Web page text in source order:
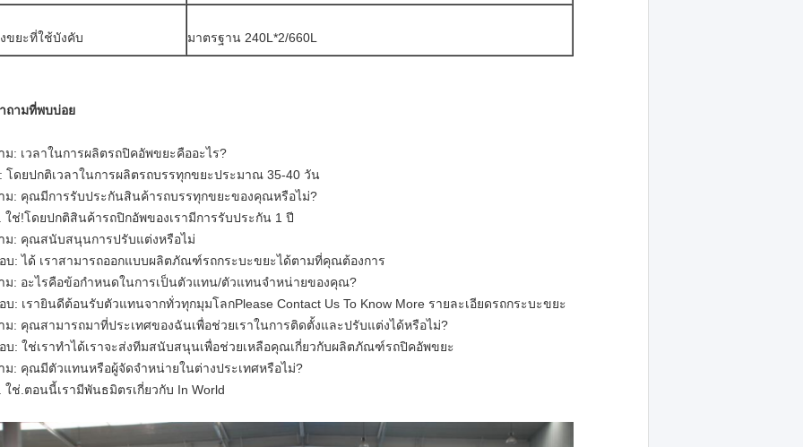
ขยะที่ใช้บังคับ มาตรฐาน 240L*2/660L
ถามที่พบบ่อย
ม: เวลาในการผลิตรถปิคอัพขยะคืออะไร?
โดยปกติเวลาในการผลิตรถบรรทุกขยะประมาณ 35-40 วัน
ม: คุณมีการรับประกันสินค้ารถบรรทุกขยะของคุณหรือไม่?
ใช่!โดยปกติสินค้ารถปิกอัพของเรามีการรับประกัน 1 ปี
ม: คุณสนับสนุนการปรับแต่งหรือไม่
บ: ได้ เราสามารถออกแบบผลิตภัณฑ์รถกระบะขยะได้ตามที่คุณต้องการ
ม: อะไรคือข้อกำหนดในการเป็นตัวแทน/ตัวแทนจำหน่ายของคุณ?
บ: เรายินดีต้อนรับตัวแทนจากทั่วทุกมุมโลกPlease Contact Us To Know More รายละเอียดรถกระบะขยะ
ม: คุณสามารถมาที่ประเทศของฉันเพื่อช่วยเราในการติดตั้งและปรับแต่งได้หรือไม่?
บ: ใช่เราทำได้เราจะส่งทีมสนับสนุนเพื่อช่วยเหลือคุณเกี่ยวกับผลิตภัณฑ์รถปิคอัพขยะ
ม: คุณมีตัวแทนหรือผู้จัดจำหน่ายในต่างประเทศหรือไม่?
ใช่.ตอนนี้เรามีพันธมิตรเกี่ยวกับ In World